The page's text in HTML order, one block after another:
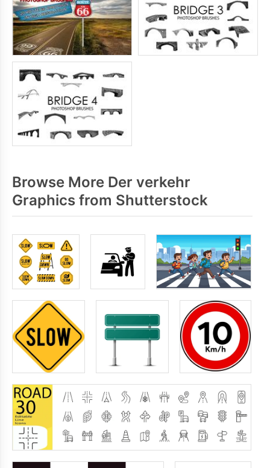
Browse More Der verkehr
Graphics from Shutterstock